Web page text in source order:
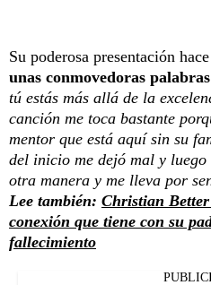
Su poderosa presentación
unas conmovedoras palabras
tú estás más allá de la
canción me toca bastante
mentor que está aquí sin su
del inicio me dejó mal y
otra manera y me lleva por
Lee también: Christian
conexión que tiene con su
fallecimiento